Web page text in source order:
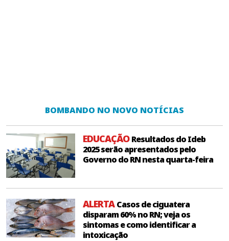
BOMBANDO NO NOVO NOTÍCIAS
EDUCAÇÃOResultados do Ideb
2025 serão apresentados pelo
Governo do RN nesta quarta-feira
ALERTACasos de ciguatera
disparam 60% no RN; veja os
sintomas e como identificar a
intoxicação